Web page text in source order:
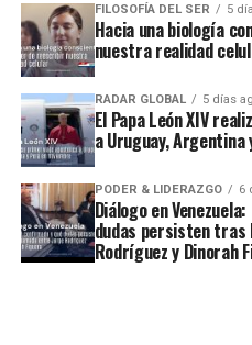
FILOSOFÍA DEL SER 5
Hacia una biología
nuestra realidad
RADAR GLOBAL 5 días
El Papa León XIV
a Uruguay, Argentina
PODER & LIDERAZGO 6
Diálogo en
dudas persisten tras
Rodríguez y Dinorah